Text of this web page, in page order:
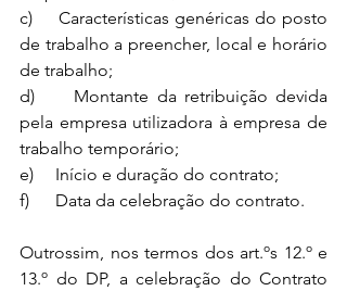
c)     Características genéricas do posto
de trabalho a preencher, local e horário
de trabalho;
d)     Montante da retribuição devida
pela empresa utilizadora à empresa de
trabalho temporário;
e)     Início e duração do contrato;
f)      Data da celebração do contrato.
Outrossim, nos termos dos art.ºs 12.º e
13.º do DP, a celebração do Contrato